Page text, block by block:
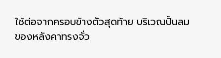
ใช้ต่อจากครอบข้างตัวสุดท้าย บริเวณปั้นลม
ของหลังคาทรงจั่ว